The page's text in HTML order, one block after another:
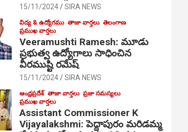
15/11/2024 SIRA NEWS
విద్య & ఉద్యోగము తాజా వార్తలు తెలంగాణ
ప్రముఖ వార్తలు
Veeramushti Ramesh: మూడు
ప్రభుత్వ ఉద్యోగాలు సాధించిన
వీరముష్టి రమేష్
15/11/2024 SIRA NEWS
ఆంధ్రప్రదేశ్ తాజా వార్తలు ప్రజా సమస్యలు
ప్రముఖ వార్తలు
Assistant Commissioner K
Vijayalakshmi: పెద్దాపురం మరిడమ్మ